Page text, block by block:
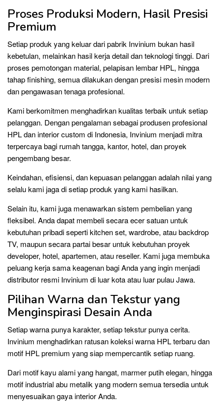
Proses Produksi Modern, Hasil Presisi
Premium
Setiap produk yang keluar dari pabrik Invinium bukan hasil
kebetulan, melainkan hasil kerja detail dan teknologi tinggi. Dari
proses pemotongan material, pelapisan lembar HPL, hingga
tahap finishing, semua dilakukan dengan presisi mesin modern
dan pengawasan tenaga profesional.
Kami berkomitmen menghadirkan kualitas terbaik untuk setiap
pelanggan. Dengan pengalaman sebagai produsen profesional
HPL dan interior custom di Indonesia, Invinium menjadi mitra
terpercaya bagi rumah tangga, kantor, hotel, dan proyek
pengembang besar.
Keindahan, efisiensi, dan kepuasan pelanggan adalah nilai yang
selalu kami jaga di setiap produk yang kami hasilkan.
Selain itu, kami juga menawarkan sistem pembelian yang
fleksibel. Anda dapat membeli secara ecer satuan untuk
kebutuhan pribadi seperti kitchen set, wardrobe, atau backdrop
TV, maupun secara partai besar untuk kebutuhan proyek
developer, hotel, apartemen, atau reseller. Kami juga membuka
peluang kerja sama keagenan bagi Anda yang ingin menjadi
distributor resmi Invinium di luar kota atau luar pulau Jawa.
Pilihan Warna dan Tekstur yang
Menginspirasi Desain Anda
Setiap warna punya karakter, setiap tekstur punya cerita.
Invinium menghadirkan ratusan koleksi warna HPL terbaru dan
motif HPL premium yang siap mempercantik setiap ruang.
Dari motif kayu alami yang hangat, marmer putih elegan, hingga
motif industrial abu metalik yang modern semua tersedia untuk
menyesuaikan gaya interior Anda.